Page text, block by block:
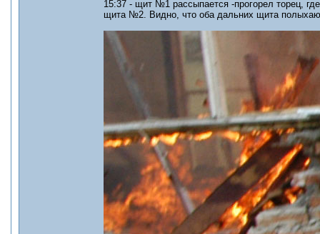
15:37 - щит №1 рассыпается -прогорел торец,
щита №2. Видно, что оба дальних щита